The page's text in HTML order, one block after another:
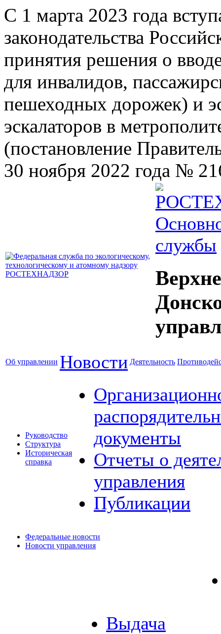
С 1 марта 2023 года
законодательства
принятия решения о
для инвалидов,
пешеходных дорожек) и
эскалаторов в
(постановление
30 ноября 2022 года №
службы
Об управлении Новости Деятельность
Руководство
Структура
Историческая
справка
документы
Отчеты о
управления
Публикации
Федеральные новости
Новости управления
Выдача